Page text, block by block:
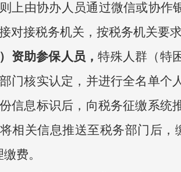
上由协办人员通过微信或协作
对接税务机关，按税务机关要
）资助参保人员，特殊人群（特
门核实认定，并进行全名单个
信息标识后，向税务征缴系统
相关信息推送至税务部门后
费。